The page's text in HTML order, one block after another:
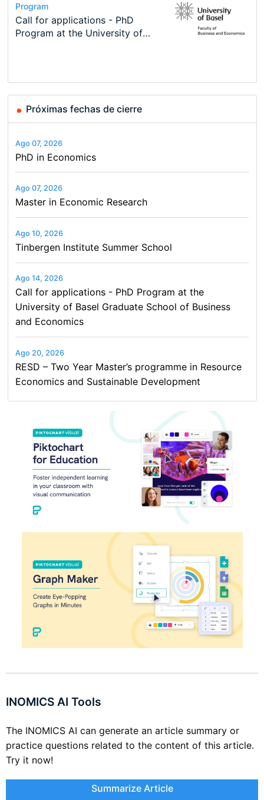
Conference
Modern Difference-in-Differences:
New Problems, New Solutions -…
Program
Call for applications - PhD
Program at the University of
Program
TEaM – Two year Master's
programme in Tourism Economics
Conference
48th RSEP International
Course
Oxford University Economics
Summer School
Job
Economic Analyst – Tax Modelling
Próximas fechas de cierre
Ago 07, 2026
PhD in Economics
Ago 07, 2026
Master in Economic Research
Ago 10, 2026
Tinbergen Institute Summer School
Ago 14, 2026
Call for applications - PhD Program at the
University of Basel Graduate School of Business
and Economics
Ago 20, 2026
RESD – Two Year Master’s programme in Resource
Economics and Sustainable Development
INOMICS AI Tools
The INOMICS AI can generate an article summary or
practice questions related to the content of this article.
Try it now!
Summarize Article